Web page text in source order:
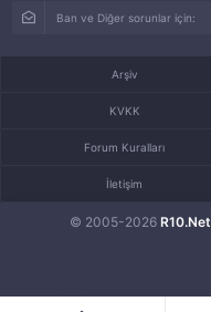
Ban ve Diğer sorunlar için:
© 2005-2026 R10.Net
Arşiv
KVKK
Forum Kuralları
İletişim